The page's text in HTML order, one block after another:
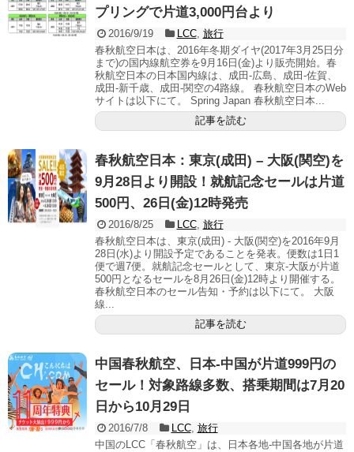
プリングで片道3,000円台より
2016/9/19 LCC, 旅行
春秋航空日本は、2016年冬期ダイヤ(2017年3月25日分
まで)の国内線航空券を9月16日(金)より販売開始。春
秋航空日本の日本国内線は、成田-広島、成田-佐賀、
成田-新千歳、成田-関空の4路線。 春秋航空日本のWeb
サイトは以下にて。 Spring Japan 春秋航空日本...
記事を読む
春秋航空日本：東京(成田) – 大阪(関空)を
9月28日より開設！就航記念セールは片道
500円、26日(金)12時発売
2016/8/25 LCC, 旅行
春秋航空日本は、東京(成田) - 大阪(関空)を2016年9月
28日(水)より開設予定であることを発表。便数は1日1
便で週7便。就航記念セールとして、東京-大阪が片道
500円となるセールを8月26日(金)12時より開催する。
春秋航空日本のセール告知・予約は以下にて。 大阪
線...
記事を読む
中国春秋航空、日本-中国が片道999円の
セール！対象路線多数、搭乗期間は7月20
日から10月29日
2016/7/8 LCC, 旅行
中国のLCC「春秋航空」は、日本各地-中国各地が片道